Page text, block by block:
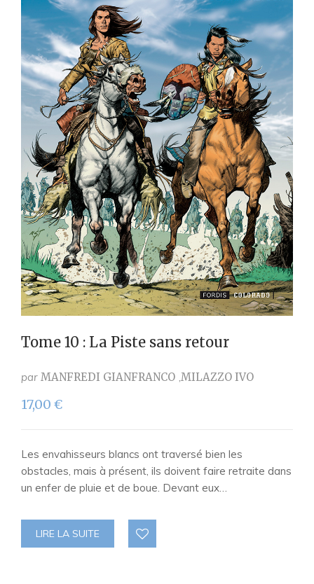
Tome 10 : La Piste sans retour
par MANFREDI GIANFRANCO MILAZZO IVO
17,00 €
Les envahisseurs blancs ont traversé bien les
obstacles, mais à présent, ils doivent faire retraite dans
un enfer de pluie et de boue. Devant eux…
LIRE LA SUITE